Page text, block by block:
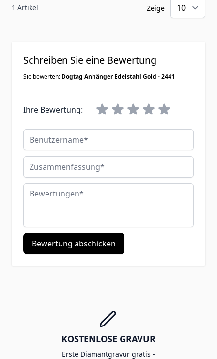
1 Artikel Zeige
Schreiben Sie eine Bewertung
Sie bewerten: Dogtag Anhänger Edelstahl Gold - 2441
Ihre Bewertung:
Benutzername
Zusammenfassung
Bewertungen
Bewertung abschicken
KOSTENLOSE GRAVUR
Erste Diamantgravur gratis -